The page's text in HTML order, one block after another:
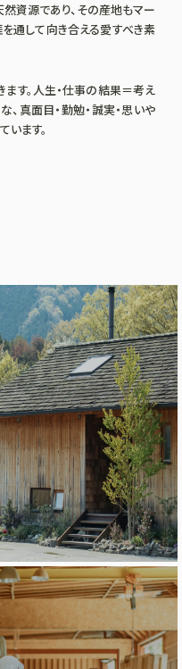
資源であり、その産地もマー
通して向き合える愛すべき素
ます。人生・仕事の結果＝考え
、真面目・勤勉・誠実・思いや
います。